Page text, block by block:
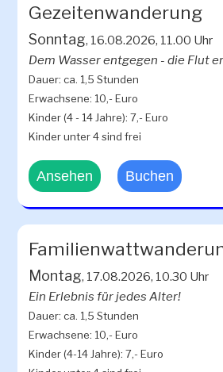
Gezeitenwanderung
Sonntag, 16.08.2026, 11.00 Uhr
Dem Wasser entgegen - die Flut
Dauer: ca. 1,5 Stunden
Erwachsene: 10,- Euro
Kinder (4 - 14 Jahre): 7,- Euro
Kinder unter 4 sind frei
Ansehen Buchen
Montag, 17.08.2026, 10.30 Uhr
Ein Erlebnis für jedes Alter!
Dauer: ca. 1,5 Stunden
Erwachsene: 10,- Euro
Kinder (4-14 Jahre): 7,- Euro